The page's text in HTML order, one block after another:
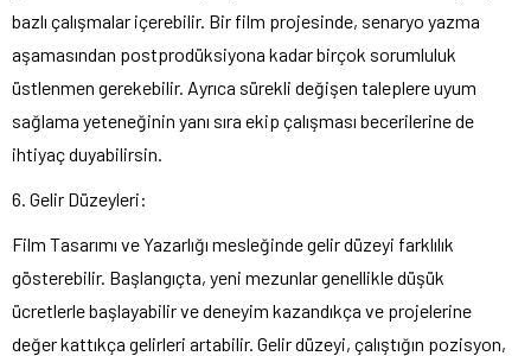
bazlı çalışmalar içerebilir. Bir film projesinde, senaryo yazma
aşamasından postprodüksiyona kadar birçok sorumluluk
üstlenmen gerekebilir. Ayrıca sürekli değişen taleplere uyum
sağlama yeteneğinin yanı sıra ekip çalışması becerilerine de
ihtiyaç duyabilirsin.
6. Gelir Düzeyleri:
Film Tasarımı ve Yazarlığı mesleğinde gelir düzeyi farklılık
gösterebilir. Başlangıçta, yeni mezunlar genellikle düşük
ücretlerle başlayabilir ve deneyim kazandıkça ve projelerine
değer kattıkça gelirleri artabilir. Gelir düzeyi, çalıştığın pozisyon,